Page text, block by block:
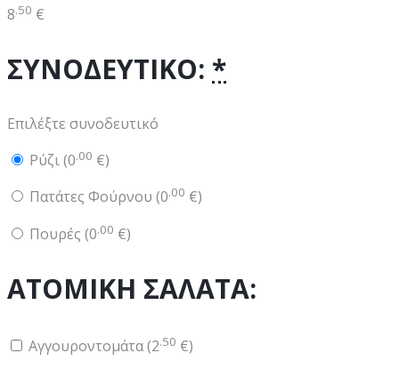
8.50 €
ΣΥΝΟΔΕΥΤΙΚΟ: *
Επιλέξτε συνοδευτικό
Ρύζι (0.00 €)
Πατάτες Φούρνου (0.00 €)
Πουρές (0.00 €)
ΑΤΟΜΙΚΗ ΣΑΛΑΤΑ:
Αγγουροντομάτα (2.50 €)